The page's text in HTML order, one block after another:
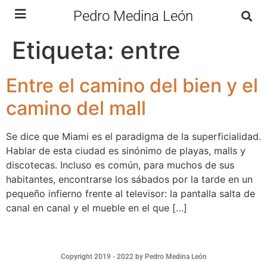
Pedro Medina León
Etiqueta: entre
Entre el camino del bien y el
camino del mall
Se dice que Miami es el paradigma de la superficialidad.
Hablar de esta ciudad es sinónimo de playas, malls y
discotecas. Incluso es común, para muchos de sus
habitantes, encontrarse los sábados por la tarde en un
pequeño infierno frente al televisor: la pantalla salta de
canal en canal y el mueble en el que […]
Copyright 2019 - 2022 by Pedro Medina León